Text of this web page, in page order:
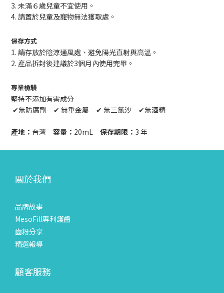
3. 未滿６歲兒童不宜使用。
4. 請置於兒童及寵物無法獲取處。
保存方式
1. 請存放於陰涼通風處、避免陽光直射與高溫。
2. 產品拆封後建議於3個月內使用完畢。
專業檢驗
堅持不添加有害成分
✔︎無防腐劑 ✔︎ 無重金屬 ✔︎ 無三氯沙 ✔︎無酒精
產地： 台灣 容量： 20mL 保存期限： 3 年
關於我們
品牌故事
MesoFill專利護齒
齒粉分享
精選報導
顧客服務